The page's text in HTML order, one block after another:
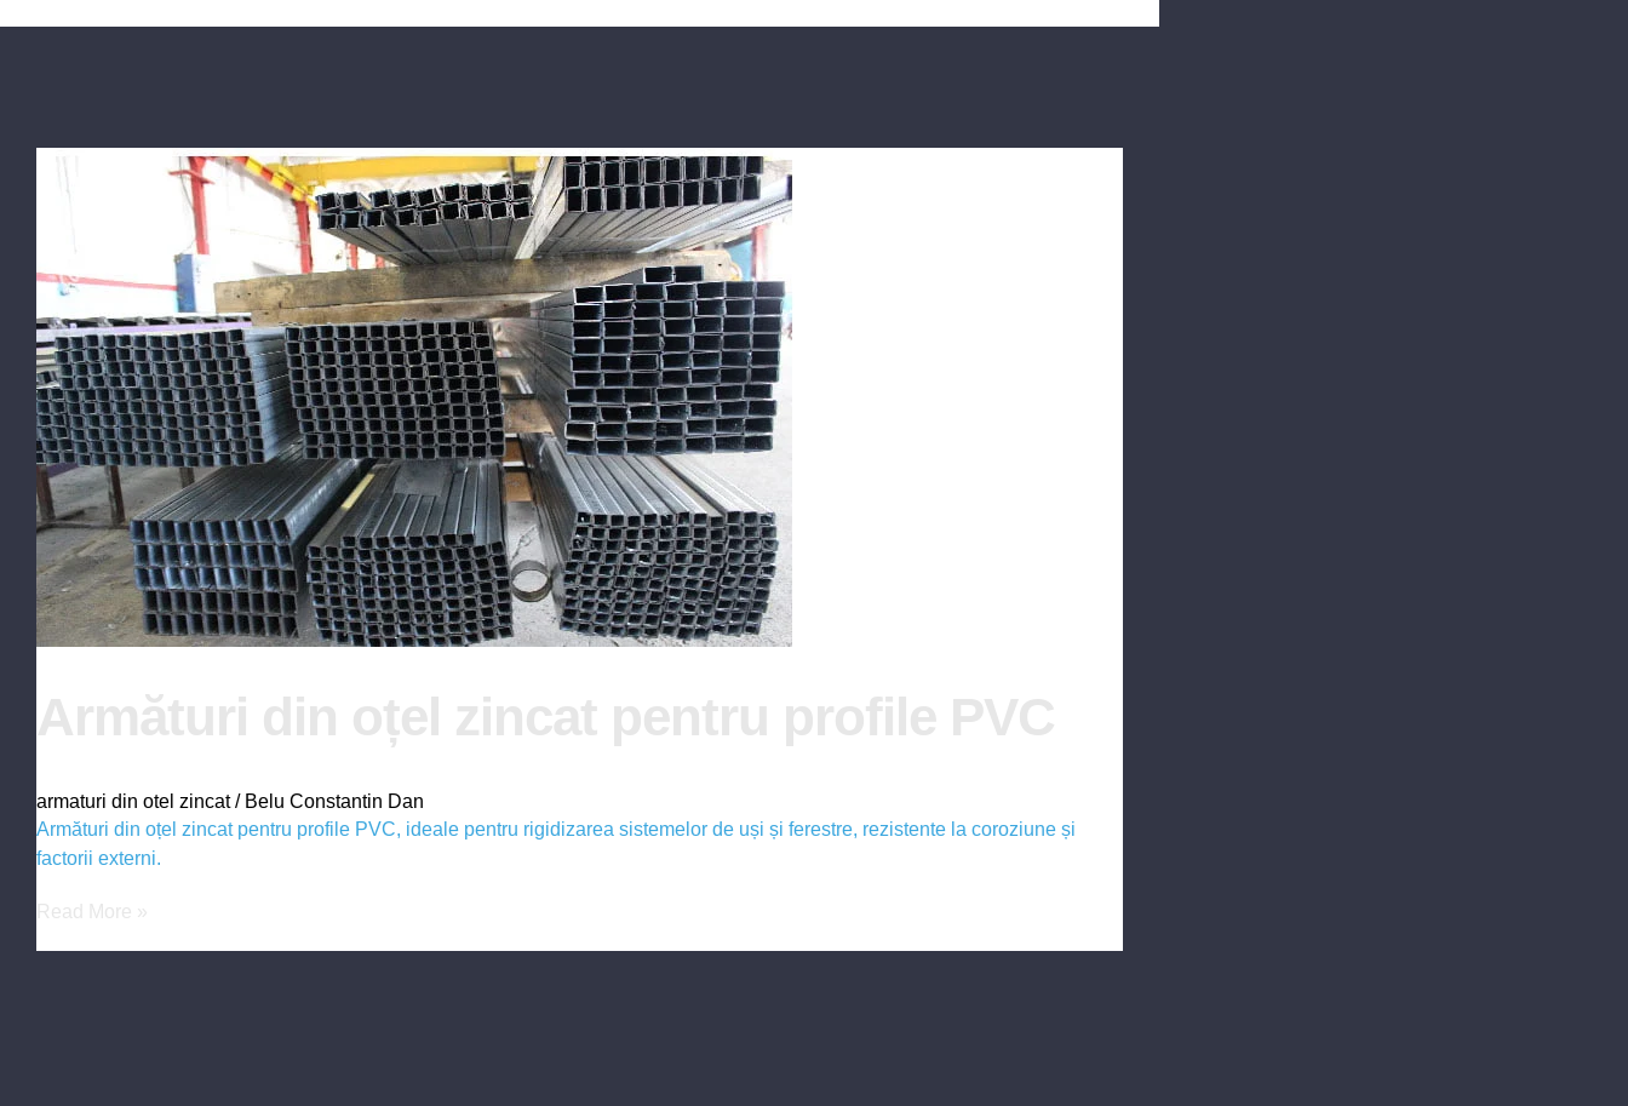
Armături din oțel zincat pentru profile PVC
armaturi din otel zincat/ Belu Constantin Dan
Armături din oțel zincat pentru profile PVC, ideale pentru rigidizarea sistemelor de uși și ferestre, rezistente la coroziune și
factorii externi.
Read More »